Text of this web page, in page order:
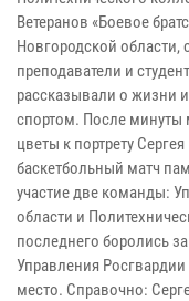
Ветеранов «Боевое
Новгородской области,
преподаватели и
рассказывали о жизни
спортом. После минуты
цветы к портрету
баскетбольный матч
участие две команды:
области и
последнего боролись
Управления
место. Справочно: